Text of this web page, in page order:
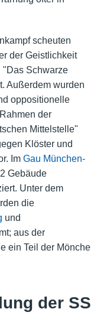
scheuten
der Geistlichkeit
"Das Schwarze
Außerdem wurden
oppositionelle
der
Mittelstelle"
Klöster und
Im Gau München-
Gebäude
Unter dem
die
und
aus der
ein Teil der Mönche
der SS